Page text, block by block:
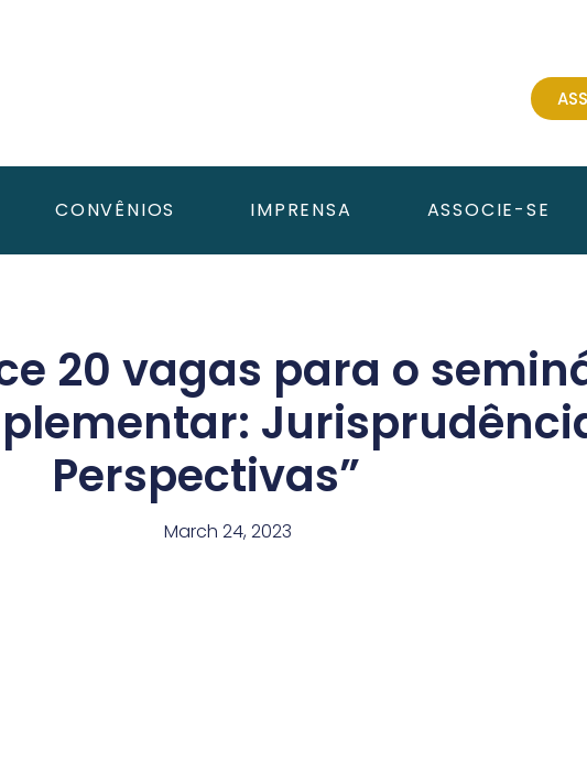
CONVÊNIOS IMPRENSA ASSOCIE-SE
20 vagas para o
Perspectivas”
March 24, 2023